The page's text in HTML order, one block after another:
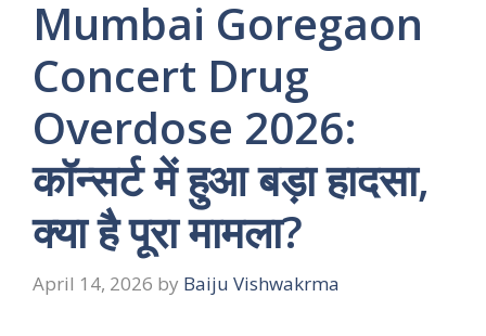
Mumbai Goregaon
Concert Drug
Overdose 2026:
कॉन्सर्ट में हुआ बड़ा हादसा,
क्या है पूरा मामला?
April 14, 2026 by Baiju Vishwakrma